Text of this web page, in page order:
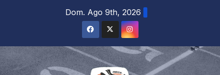
Dom. Ago 9th, 2026